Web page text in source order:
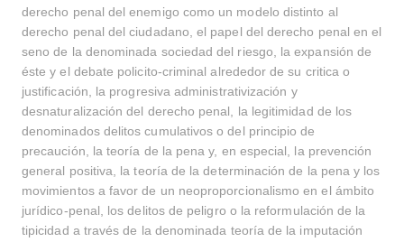
derecho penal del enemigo como un modelo distinto al
derecho penal del ciudadano, el papel del derecho penal en el
seno de la denominada sociedad del riesgo, la expansión de
éste y el debate policito-criminal alrededor de su critica o
justificación, la progresiva administrativización y
desnaturalización del derecho penal, la legitimidad de los
denominados delitos cumulativos o del principio de
precaución, la teoría de la pena y, en especial, la prevención
general positiva, la teoría de la determinación de la pena y los
movimientos a favor de un neoproporcionalismo en el ámbito
jurídico-penal, los delitos de peligro o la reformulación de la
tipicidad a través de la denominada teoría de la imputación